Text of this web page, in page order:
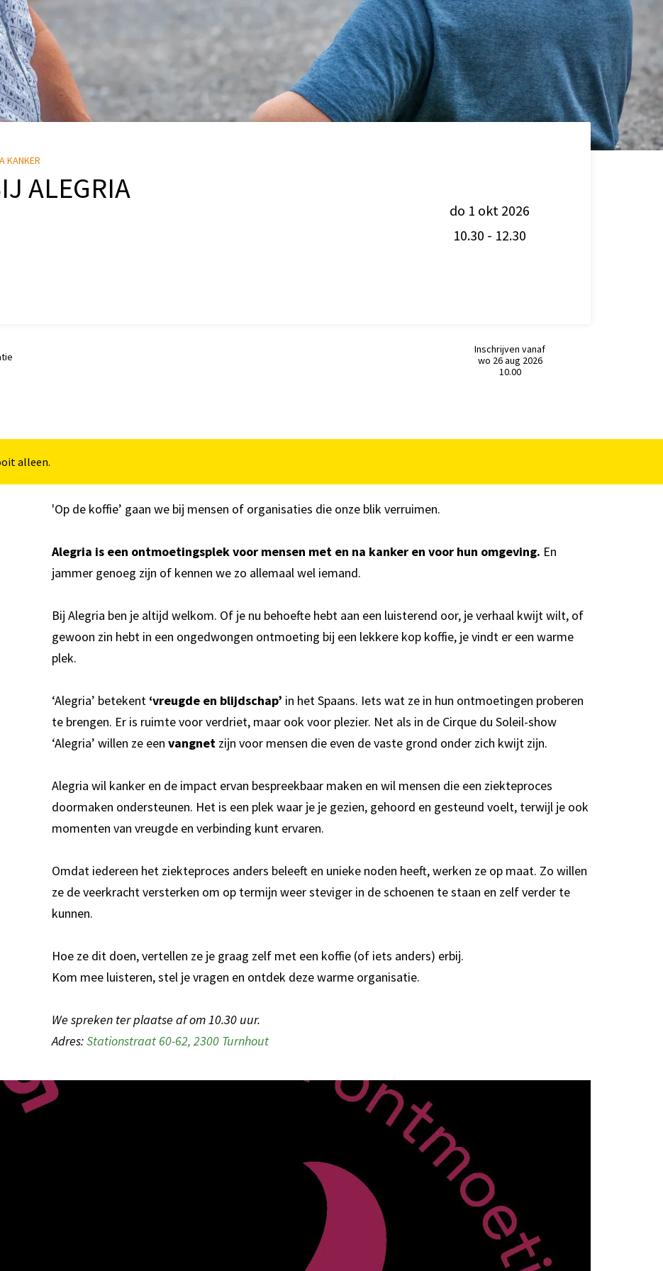
ALEGRIA
KANKER
do 1 okt 2026
10.30 - 12.30
Inschrijven vanaf
wo 26 aug 2026
10.00
alleen.
'Op de koffie’ gaan we bij mensen of organisaties die onze blik verruimen.
Alegria is een ontmoetingsplek voor mensen met en na kanker en voor hun omgeving. En
jammer genoeg zijn of kennen we zo allemaal wel iemand.
Bij Alegria ben je altijd welkom. Of je nu behoefte hebt aan een luisterend oor, je verhaal kwijt wilt, of
gewoon zin hebt in een ongedwongen ontmoeting bij een lekkere kop koffie, je vindt er een warme
plek.
‘Alegria’ betekent ‘vreugde en blijdschap’ in het Spaans. Iets wat ze in hun ontmoetingen proberen
te brengen. Er is ruimte voor verdriet, maar ook voor plezier. Net als in de Cirque du Soleil-show
‘Alegria’ willen ze een vangnet zijn voor mensen die even de vaste grond onder zich kwijt zijn.
Alegria wil kanker en de impact ervan bespreekbaar maken en wil mensen die een ziekteproces
doormaken ondersteunen. Het is een plek waar je je gezien, gehoord en gesteund voelt, terwijl je ook
momenten van vreugde en verbinding kunt ervaren.
Omdat iedereen het ziekteproces anders beleeft en unieke noden heeft, werken ze op maat. Zo willen
ze de veerkracht versterken om op termijn weer steviger in de schoenen te staan en zelf verder te
kunnen.
Hoe ze dit doen, vertellen ze je graag zelf met een koffie (of iets anders) erbij.
Kom mee luisteren, stel je vragen en ontdek deze warme organisatie.
We spreken ter plaatse af om 10.30 uur.
Adres:Stationstraat 60-62, 2300 Turnhout